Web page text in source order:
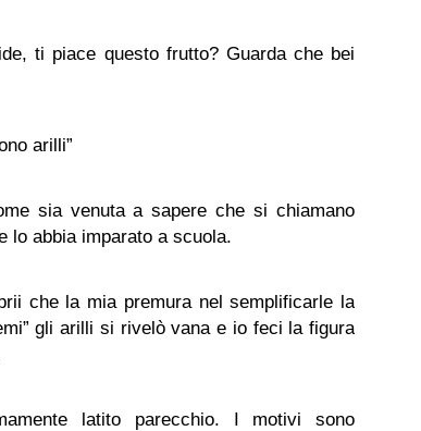
ti piace questo frutto? Guarda che bei
arilli”
sia venuta a sapere che si chiamano
lo abbia imparato a scuola.
che la mia premura nel semplificarle la
gli arilli si rivelò vana e io feci la figura
latito parecchio. I motivi sono